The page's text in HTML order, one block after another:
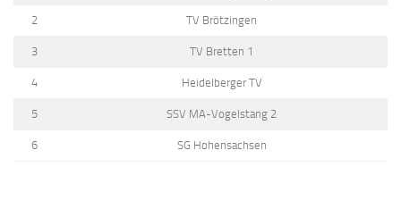
2 TV Brötzingen
3 TV Bretten 1
4 Heidelberger TV
5 SSV MA-Vogelstang 2
6 SG Hohensachsen